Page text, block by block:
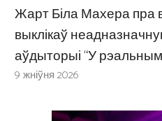
Жарт Біла Махера пра
выклікаў
аўдыторыі “У
9 жніўня 2026